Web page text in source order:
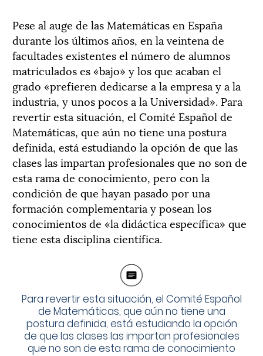
Pese al auge de las Matemáticas en España
durante los últimos años, en la veintena de
facultades existentes el número de alumnos
matriculados es «bajo» y los que acaban el
grado «prefieren dedicarse a la empresa y a la
industria, y unos pocos a la Universidad». Para
revertir esta situación, el Comité Español de
Matemáticas, que aún no tiene una postura
definida, está estudiando la opción de que las
clases las impartan profesionales que no son de
esta rama de conocimiento, pero con la
condición de que hayan pasado por una
formación complementaria y posean los
conocimientos de «la didáctica específica» que
tiene esta disciplina científica.
Para revertir esta situación, el Comité Español
de Matemáticas, que aún no tiene una
postura definida, está estudiando la opción
de que las clases las impartan profesionales
que no son de esta rama de conocimiento